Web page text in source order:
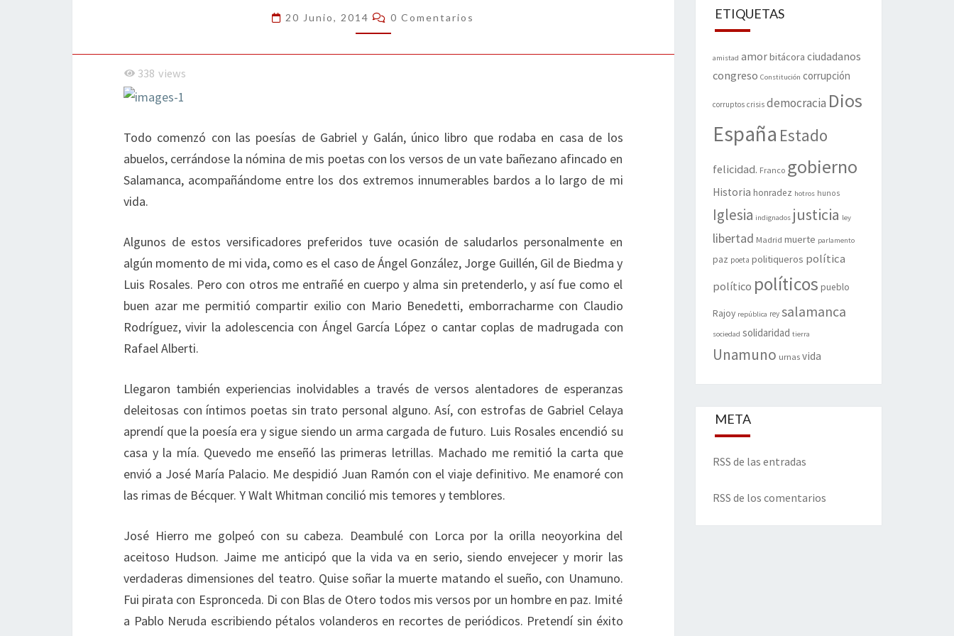
20 Junio, 2014 Comentarios
0 Comentarios
338 views
Todo comenzó con las poesías de Gabriel y Galán, único libro que rodaba en casa de los
abuelos, cerrándose la nómina de mis poetas con los versos de un vate bañezano afincado en
Salamanca, acompañándome entre los dos extremos innumerables bardos a lo largo de mi
vida.
Algunos de estos versificadores preferidos tuve ocasión de saludarlos personalmente en
algún momento de mi vida, como es el caso de Ángel González, Jorge Guillén, Gil de Biedma y
Luis Rosales. Pero con otros me entrañé en cuerpo y alma sin pretenderlo, y así fue como el
buen azar me permitió compartir exilio con Mario Benedetti, emborracharme con Claudio
Rodríguez, vivir la adolescencia con Ángel García López o cantar coplas de madrugada con
Rafael Alberti.
Llegaron también experiencias inolvidables a través de versos alentadores de esperanzas
deleitosas con íntimos poetas sin trato personal alguno. Así, con estrofas de Gabriel Celaya
aprendí que la poesía era y sigue siendo un arma cargada de futuro. Luis Rosales encendió su
casa y la mía. Quevedo me enseñó las primeras letrillas. Machado me remitió la carta que
envió a José María Palacio. Me despidió Juan Ramón con el viaje definitivo. Me enamoré con
las rimas de Bécquer. Y Walt Whitman concilió mis temores y temblores.
José Hierro me golpeó con su cabeza. Deambulé con Lorca por la orilla neoyorkina del
aceitoso Hudson. Jaime me anticipó que la vida va en serio, siendo envejecer y morir las
verdaderas dimensiones del teatro. Quise soñar la muerte matando el sueño, con Unamuno.
Fui pirata con Espronceda. Di con Blas de Otero todos mis versos por un hombre en paz. Imité
a Pablo Neruda escribiendo pétalos volanderos en recortes de periódicos. Pretendí sin éxito
ETIQUETAS
amistad amorbitácora ciudadanos
congreso Constitución corrupción
corruptos crisis democracia Dios
España Estado
felicidad. Franco gobierno
Historia honradez hotros hunos
Iglesia indignados justicia ley
libertad Madrid muerte parlamento
paz poeta politiqueros política
político políticos pueblo
Rajoy república rey salamanca
sociedad solidaridad tierra
Unamuno urnas vida
META
RSS de las entradas
RSS de los comentarios